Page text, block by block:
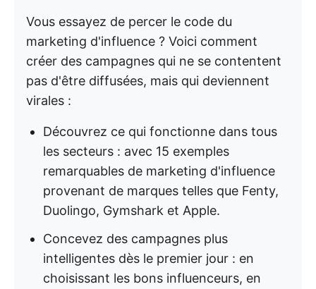
Vous essayez de percer le code du
marketing d'influence ? Voici comment
créer des campagnes qui ne se contentent
pas d'être diffusées, mais qui deviennent
virales :
Découvrez ce qui fonctionne dans tous
les secteurs : avec 15 exemples
remarquables de marketing d'influence
provenant de marques telles que Fenty,
Duolingo, Gymshark et Apple.
Concevez des campagnes plus
intelligentes dès le premier jour : en
choisissant les bons influenceurs, en